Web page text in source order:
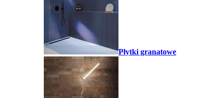
Płytki granatowe